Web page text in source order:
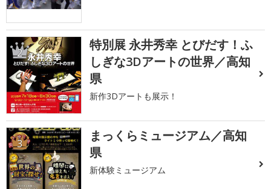
2
特別展 永井秀幸 とびだす！ふ
しぎな3Dアートの世界／高知
県
新作3Dアートも展示！
3
まっくらミュージアム／高知
県
新体験ミュージアム